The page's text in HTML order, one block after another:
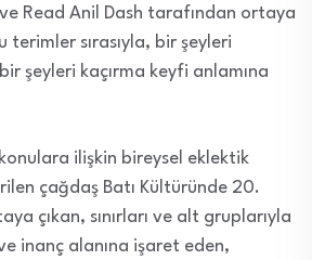
Read Anil Dash tarafından ortaya
terimler sırasıyla, bir şeyleri
şeyleri kaçırma keyfi anlamına
ilişkin bireysel eklektik
çağdaş Batı Kültüründe 20.
çıkan, sınırları ve alt gruplarıyla
inanç alanına işaret eden,